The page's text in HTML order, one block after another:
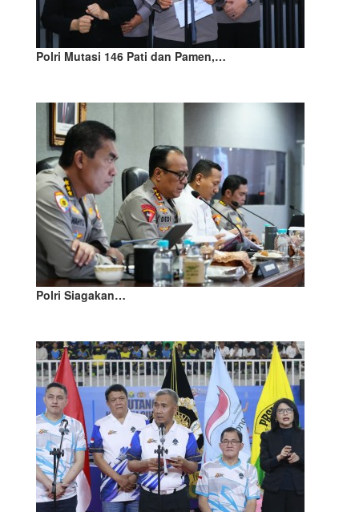
Polri Mutasi 146 Pati dan Pamen,…
Polri Siagakan…